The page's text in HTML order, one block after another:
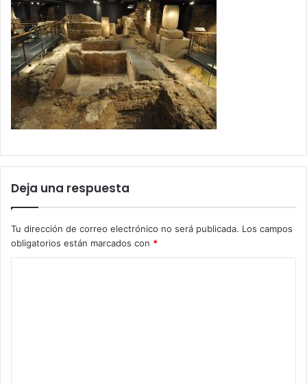
Deja una respuesta
Tu dirección de correo electrónico no será publicada. Los campos
obligatorios están marcados con *